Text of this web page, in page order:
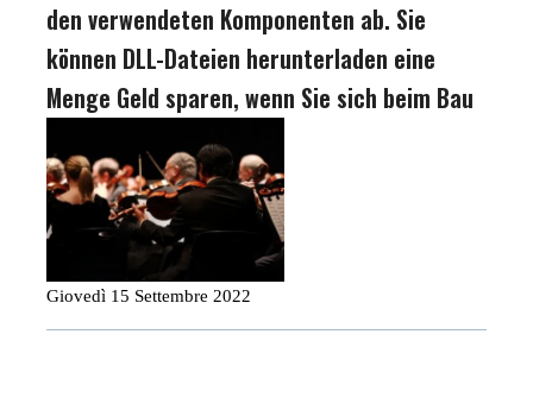
den verwendeten Komponenten ab. Sie
können DLL-Dateien herunterladen eine
Menge Geld sparen, wenn Sie sich beim Bau
Giovedì 15 Settembre 2022